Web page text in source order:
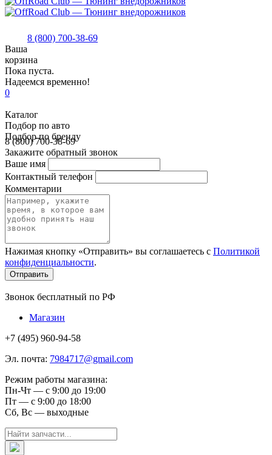
8 (800) 700-38-69
Ваша
корзина
Пока пуста.
Надеемся временно!
0
Каталог
Подбор по авто
Подбор по бренду
8 (800) 700-38-69
Закажите обратный звонок
Ваше имя
Контактный телефон
Комментарии
Нажимая кнопку «Отправить» вы соглашаетесь с Политикой
конфиденциальности.
Звонок бесплатный по РФ
Магазин
+7 (495) 960-94-58
Эл. почта: 7984717@gmail.com
Режим работы магазина:
Пн-Чт — с 9:00 до 19:00
Пт — с 9:00 до 18:00
Сб, Вс — выходные